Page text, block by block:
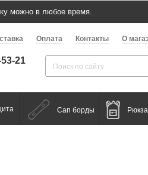
можно в любое время.
Оплата Контакты О
21
Сап борды